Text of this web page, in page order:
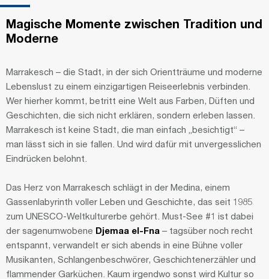
Magische Momente zwischen Tradition und
Moderne
Marrakesch – die Stadt, in der sich Orientträume und moderne
Lebenslust zu einem einzigartigen Reiseerlebnis verbinden.
Wer hierher kommt, betritt eine Welt aus Farben, Düften und
Geschichten, die sich nicht erklären, sondern erleben lassen.
Marrakesch ist keine Stadt, die man einfach „besichtigt“ –
man lässt sich in sie fallen. Und wird dafür mit unvergesslichen
Eindrücken belohnt.
Das Herz von Marrakesch schlägt in der Medina, einem
Gassenlabyrinth voller Leben und Geschichte, das seit 1985
zum UNESCO-Weltkulturerbe gehört. Must-See #1 ist dabei
der sagenumwobene Djemaa el-Fna – tagsüber noch recht
entspannt, verwandelt er sich abends in eine Bühne voller
Musikanten, Schlangenbeschwörer, Geschichtenerzähler und
flammender Garküchen. Kaum irgendwo sonst wird Kultur so